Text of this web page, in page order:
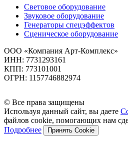
Световое оборудование
Звуковое оборудование
Генераторы спецэффектов
Сценическое оборудование
ООО «Компания Арт-Комплекс»
ИНН: 7731293161
КПП: 773101001
ОГРН: 1157746882974
© Все права защищены
Используя данный сайт, вы даете
файлов cookie, помогающих нам
Подробнее
Принять Cookie